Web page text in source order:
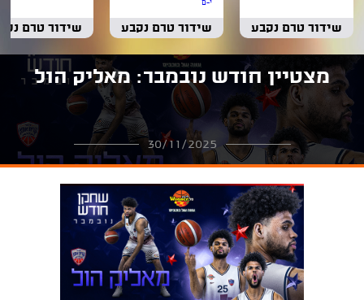
שידור טרם נקבע שידור טרם נקבע שידור טרם
מצטיין חודש נובמבר: מאליק הול
30/11/2025